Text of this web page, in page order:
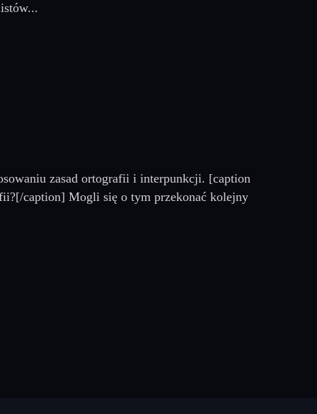
zasad ortografii i interpunkcji. [caption
caption] Mogli się o tym przekonać kolejny